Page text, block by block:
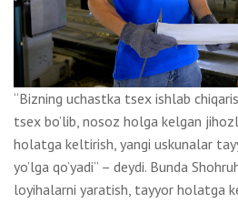
“Bizning uchastka tsex ishlab
tsex bo’lib, nosoz holga kelgan
holatga keltirish, yangi uskunalar
yo’lga qo’yadi” – deydi. Bunda
loyihalarni yaratish, tayyor holatga